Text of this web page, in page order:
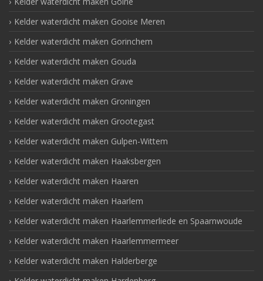
Kelder waterdicht maken Gooise Meren
Kelder waterdicht maken Gorinchem
Kelder waterdicht maken Gouda
Kelder waterdicht maken Grave
Kelder waterdicht maken Groningen
Kelder waterdicht maken Grootegast
Kelder waterdicht maken Gulpen-Wittem
Kelder waterdicht maken Haaksbergen
Kelder waterdicht maken Haaren
Kelder waterdicht maken Haarlem
Kelder waterdicht maken Haarlemmerliede en Spaarnwoude
Kelder waterdicht maken Haarlemmermeer
Kelder waterdicht maken Halderberge